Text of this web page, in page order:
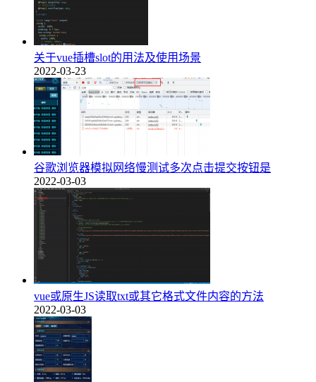
关于vue插槽slot的用法及使用场景
2022-03-23
谷歌浏览器模拟网络慢测试多次点击提交按钮是
2022-03-03
vue或原生JS读取txt或其它格式文件内容的方法
2022-03-03